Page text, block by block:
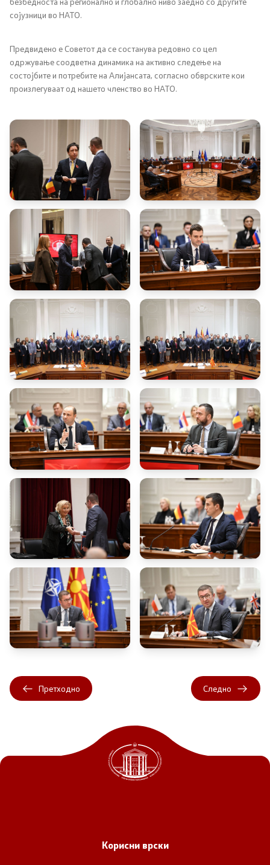
сојузници во НАТО.
Предвидено е Советот да се состанува редовно со цел
одржување соодветна динамика на активно следење на
состојбите и потребите на Алијансата, согласно обврските кои
произлегуваат од нашето членство во НАТО.
Претходно Следно
Корисни врски